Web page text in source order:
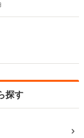
探す